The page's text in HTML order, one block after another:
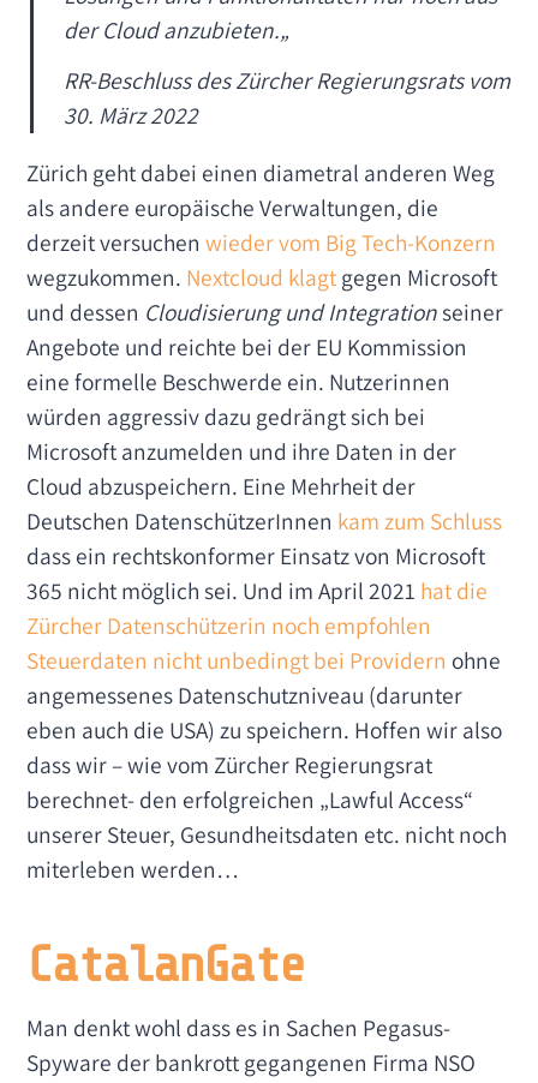
der Cloud anzubieten.„
RR-Beschluss des Zürcher Regierungsrats vom
30. März 2022
Zürich geht dabei einen diametral anderen Weg
als andere europäische Verwaltungen, die
derzeit versuchenwieder vom Big Tech-Konzern
wegzukommen. Nextcloud klagtgegen Microsoft
und dessen Cloudisierung und Integrationseiner
Angebote und reichte bei der EU Kommission
eine formelle Beschwerde ein. Nutzerinnen
würden aggressiv dazu gedrängt sich bei
Microsoft anzumelden und ihre Daten in der
Cloud abzuspeichern. Eine Mehrheit der
Deutschen DatenschützerInnen kam zum Schluss
dass ein rechtskonformer Einsatz von Microsoft
365 nicht möglich sei. Und im April 2021 hat die
Zürcher Datenschützerin noch empfohlen
Steuerdaten nicht unbedingt bei Providern ohne
angemessenes Datenschutzniveau (darunter
eben auch die USA) zu speichern. Hoffen wir also
dass wir – wie vom Zürcher Regierungsrat
berechnet- den erfolgreichen „Lawful Access“
unserer Steuer, Gesundheitsdaten etc. nicht noch
miterleben werden…
CatalanGate
Man denkt wohl dass es in Sachen Pegasus-
Spyware der bankrott gegangenen Firma NSO